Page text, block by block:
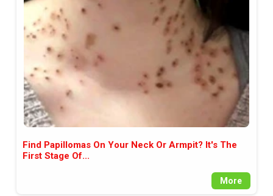
аудитория, затова държим на
прозрачност и коректност от
наша страна. Поднасяме ви
новините такива, каквито са. В
пълния си потенциал.
Find Papillomas On Your Neck Or Armpit? It's The
First Stage Of...
More